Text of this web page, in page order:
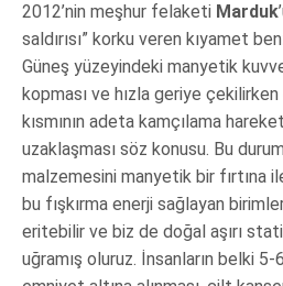
2012’nin meşhur felaketi Marduk
saldırısı” korku veren kıyamet
Güneş yüzeyindeki manyetik
kopması ve hızla geriye
kısmının adeta kamçılama
uzaklaşması söz konusu. Bu
malzemesini manyetik bir fırtına
bu fışkırma enerji sağlayan
eritebilir ve biz de doğal aşırı
uğramış oluruz. İnsanların belki 5-